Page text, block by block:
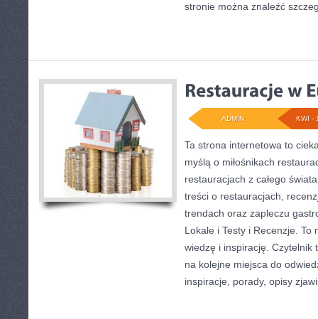
stronie można znaleźć
KWI -
ADMIN
Ta strona internetowa to
myślą o miłośnikach
restauracjach z całego
treści o restauracjach,
trendach oraz zapleczu
Lokale i Testy i Recenzje. To
wiedzę i inspirację. Czytelnik
na kolejne miejsca do
inspiracje, porady, opisy